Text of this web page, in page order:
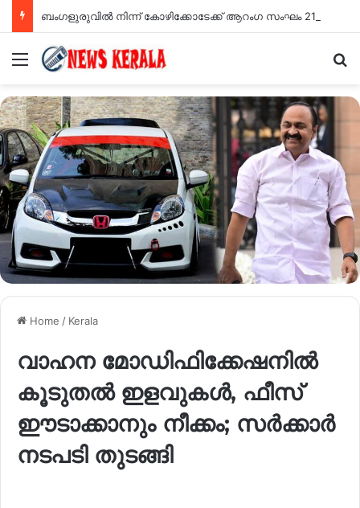
Menu
Home / Kerala
വാഹന മോഡിഫിക്കേഷനിൽ
കൂടുതൽ ഇളവുകൾ, ഫീസ്
ഈടാക്കാനും നീക്കം; സർക്കാർ
നടപടി തുടങ്ങി